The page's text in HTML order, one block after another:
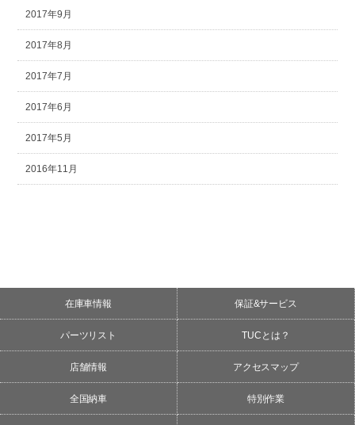
2017年9月
2017年8月
2017年7月
2017年6月
2017年5月
2016年11月
在庫車情報 保証&サービス
パーツリスト TUCとは？
店舗情報 アクセスマップ
全国納車 特別作業